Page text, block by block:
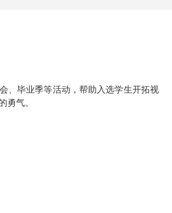
、毕业季等活动，帮助入选学生开拓视
勇气。